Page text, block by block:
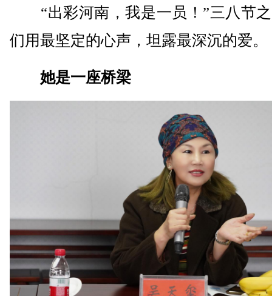
“出彩河南，我是一员！”三八节
们用最坚定的心声，坦露最深沉的爱。
她是一座桥梁